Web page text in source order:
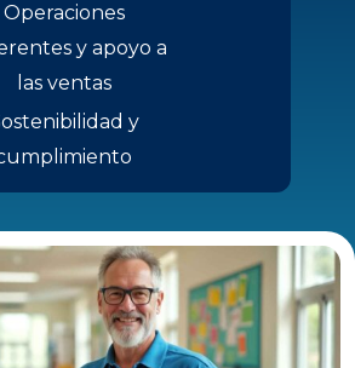
Operaciones
y apoyo a
las ventas
y